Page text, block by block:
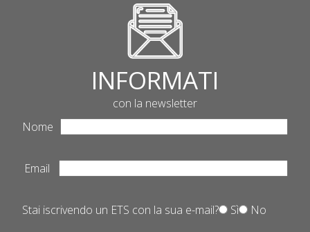
INFORMATI
con la newsletter
Nome
Email
Stai iscrivendo un ETS con la sua e-mail? Sì No